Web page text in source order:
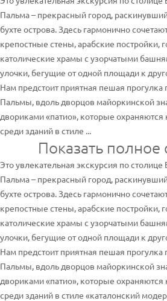
Пальма – прекрасный город,
бухте острова. Здесь гармонично
крепостные стены, арабские постройки,
католические храмы с узорчатыми
улочки, бегущие от одной площади к
Нам предстоит приятная пешая
Пальмы, вдоль дворцов майоркинской
двориками «патио», которые охраняются
среди зданий в стиле ...
Показать полное
Это увлекательная экскурсия по столице
Пальма – прекрасный город,
бухте острова. Здесь гармонично
крепостные стены, арабские постройки,
католические храмы с узорчатыми
улочки, бегущие от одной площади к
Нам предстоит приятная пешая
Пальмы, вдоль дворцов майоркинской
двориками «патио», которые охраняются
среди зданий в стиле «каталонский